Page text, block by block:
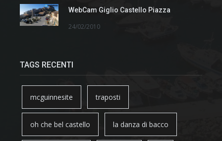
WebCam Giglio Castello Piazza
24/02/2010
TAGS RECENTI
mcguinnesite traposti
oh che bel castello la danza di bacco